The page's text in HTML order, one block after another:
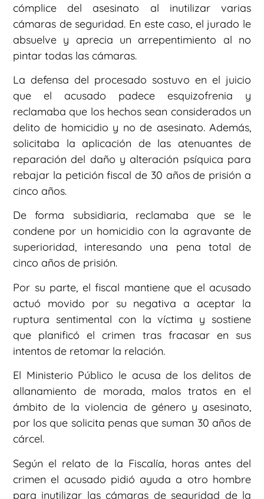
cómplice del asesinato al inutilizar varias
cámaras de seguridad. En este caso, el jurado le
absuelve y aprecia un arrepentimiento al no
pintar todas las cámaras.
La defensa del procesado sostuvo en el juicio
que el acusado padece esquizofrenia y
reclamaba que los hechos sean considerados un
delito de homicidio y no de asesinato. Además,
solicitaba la aplicación de las atenuantes de
reparación del daño y alteración psíquica para
rebajar la petición fiscal de 30 años de prisión a
cinco años.
De forma subsidiaria, reclamaba que se le
condene por un homicidio con la agravante de
superioridad, interesando una pena total de
cinco años de prisión.
Por su parte, el fiscal mantiene que el acusado
actuó movido por su negativa a aceptar la
ruptura sentimental con la víctima y sostiene
que planificó el crimen tras fracasar en sus
intentos de retomar la relación.
El Ministerio Público le acusa de los delitos de
allanamiento de morada, malos tratos en el
ámbito de la violencia de género y asesinato,
por los que solicita penas que suman 30 años de
cárcel.
Según el relato de la Fiscalía, horas antes del
crimen el acusado pidió ayuda a otro hombre
para inutilizar las cámaras de seguridad de la